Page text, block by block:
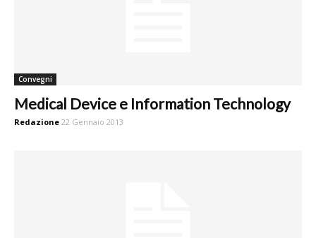
Convegni
Medical Device e Information Technology
Redazione 22 Gennaio 2013